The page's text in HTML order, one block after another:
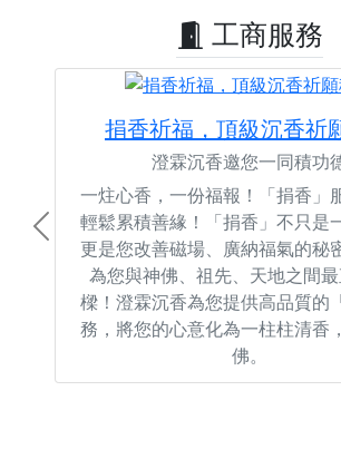
工商服務
捐香祈福，頂級沉香祈
澄霖沉香邀您一同積功
一炷心香，一份福報！「捐香」
輕鬆累積善緣！「捐香」不只是
更是您改善磁場、廣納福氣的秘
為您與神佛、祖先、天地之間
樑！澄霖沉香為您提供高品質的
務，將您的心意化為一柱柱清香
佛。
Previous